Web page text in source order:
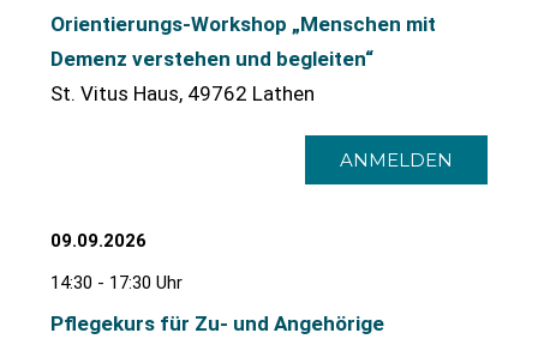
Orientierungs-Workshop „Menschen mit
Demenz verstehen und begleiten“
St. Vitus Haus, 49762 Lathen
ANMELDEN
09.09.2026
14:30 - 17:30 Uhr
Pflegekurs für Zu- und Angehörige